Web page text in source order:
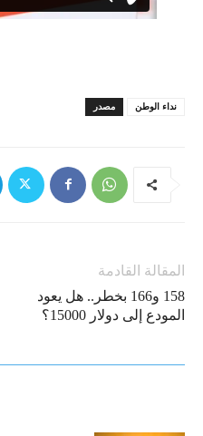
مصدر نداء الوطن
المقالة القادمة
158 و166 بخطر.. هل يعود
المودع إلى دولار 15000؟